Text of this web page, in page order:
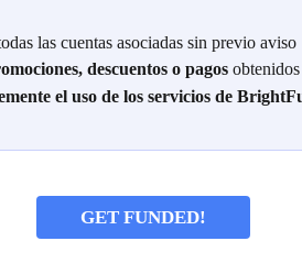
las cuentas asociadas sin previo aviso
descuentos o pagos obtenidos
el uso de los servicios de
GET FUNDED!